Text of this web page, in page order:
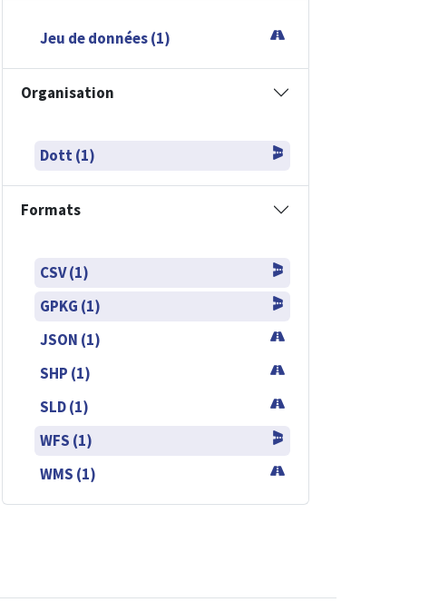
Jeu de données (1)
Organisation
Dott (1)
Formats
CSV (1)
GPKG (1)
JSON (1)
SHP (1)
SLD (1)
WFS (1)
WMS (1)